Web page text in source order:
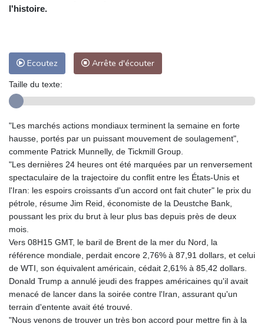
l'histoire.
Ecoutez Arrête d'écouter
Taille du texte:
"Les marchés actions mondiaux terminent la semaine en forte
hausse, portés par un puissant mouvement de soulagement",
commente Patrick Munnelly, de Tickmill Group.
"Les dernières 24 heures ont été marquées par un renversement
spectaculaire de la trajectoire du conflit entre les États-Unis et
l'Iran: les espoirs croissants d'un accord ont fait chuter" le prix du
pétrole, résume Jim Reid, économiste de la Deustche Bank,
poussant les prix du brut à leur plus bas depuis près de deux
mois.
Vers 08H15 GMT, le baril de Brent de la mer du Nord, la
référence mondiale, perdait encore 2,76% à 87,91 dollars, et celui
de WTI, son équivalent américain, cédait 2,61% à 85,42 dollars.
Donald Trump a annulé jeudi des frappes américaines qu'il avait
menacé de lancer dans la soirée contre l'Iran, assurant qu'un
terrain d'entente avait été trouvé.
"Nous venons de trouver un très bon accord pour mettre fin à la